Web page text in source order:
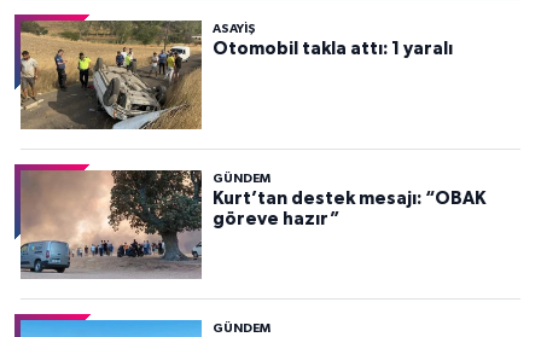
ASAYİŞ
Otomobil takla attı: 1 yaralı
GÜNDEM
Kurt’tan destek mesajı: “OBAK
göreve hazır”
GÜNDEM